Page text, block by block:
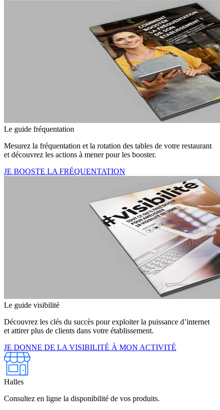
Le guide fréquentation
Mesurez la fréquentation et la rotation des tables de votre restaurant
et découvrez les actions à mener pour les booster.
JE BOOSTE LA FRÉQUENTATION
Le guide visibilité
Découvrez les clés du succès pour exploiter la puissance d’internet
et attirer plus de clients dans votre établissement.
JE DONNE DE LA VISIBILITÉ À MON ACTIVITÉ
Halles
Consultez en ligne la disponibilité de vos produits.